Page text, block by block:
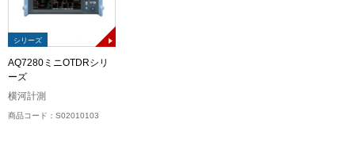
シリーズ
AQ7280ミニOTDRシリ
ーズ
横河計測
商品コード：S02010103